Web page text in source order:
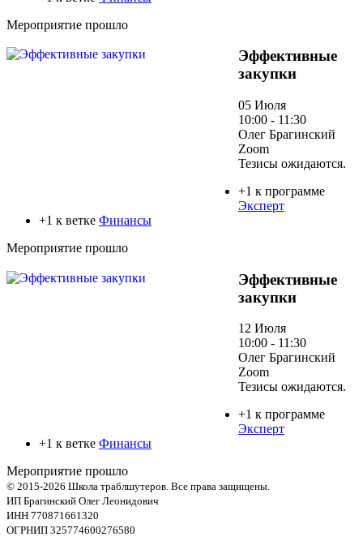
Мероприятие прошло
Эффективные
закупки
05 Июля
10:00 - 11:30
Олег Брагинский
Zoom
Тезисы ожидаются.
+1 к программе
Эксперт
+1 к ветке Финансы
Мероприятие прошло
Эффективные
закупки
12 Июля
10:00 - 11:30
Олег Брагинский
Zoom
Тезисы ожидаются.
+1 к программе
Эксперт
+1 к ветке Финансы
Мероприятие прошло
© 2015-2026 Школа траблшутеров. Все права защищены.
ИП Брагинский Олег Леонидович
ИНН 770871661320
ОГРНИП 325774600276580